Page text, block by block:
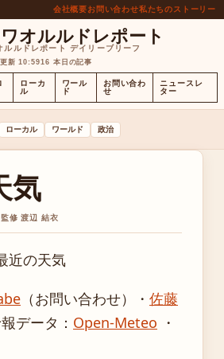
会社概要お問い合わせ私たちのストーリー
オルルドレポート
ルルドレポート デイリーブリーフ
更新 10:5916 本日の記事
ローカ
ル
ワール
ド
お問い合わ
せ
ニュースレ
ター
ローカル ワールド 政治
気
修 渡辺 結衣
近の天気
（お問い合わせ） ・ 佐藤
データ： Open-Meteo ・